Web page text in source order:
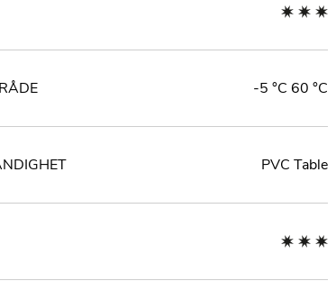
-5 °C 60 °C
PVC Table